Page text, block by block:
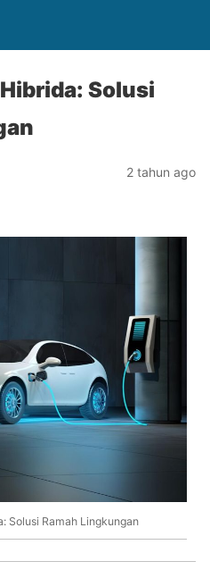
Solusi
2 tahun ago
Solusi Ramah Lingkungan